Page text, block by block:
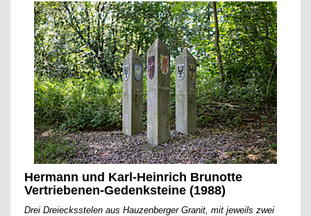
Hermann und Karl-Heinrich Brunotte
Vertriebenen-Gedenksteine (1988)
Drei Dreiecksstelen aus Hauzenberger Granit, mit jeweils zwei